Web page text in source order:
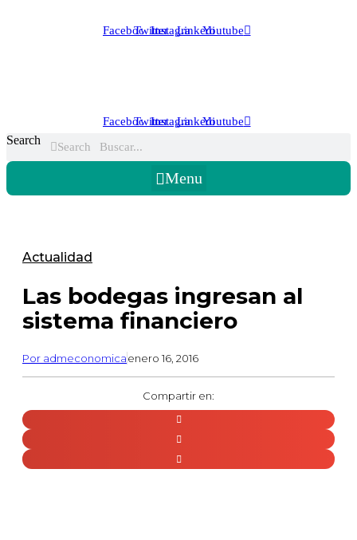
FacebookTwitterInstagramLinkedinYoutube
FacebookTwitterInstagramLinkedinYoutube
Search Search
Menu
Actualidad
Las bodegas ingresan al
sistema financiero
Por admeconomicaenero 16, 2016
Compartir en: